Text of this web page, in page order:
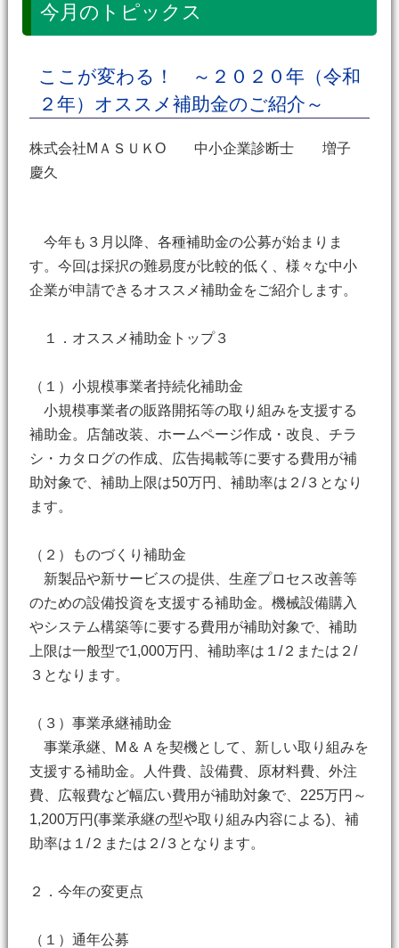
今月のトピックス
ここが変わる！ ～２０２０年（令和
２年）オススメ補助金のご紹介～
株式会社МＡＳＵＫО 中小企業診断士 増子
慶久
今年も３月以降、各種補助金の公募が始まりま
す。今回は採択の難易度が比較的低く、様々な中小
企業が申請できるオススメ補助金をご紹介します。
１．オススメ補助金トップ３
（１）小規模事業者持続化補助金
小規模事業者の販路開拓等の取り組みを支援する
補助金。店舗改装、ホームページ作成・改良、チラ
シ・カタログの作成、広告掲載等に要する費用が補
助対象で、補助上限は50万円、補助率は２/３となり
ます。
（２）ものづくり補助金
新製品や新サービスの提供、生産プロセス改善等
のための設備投資を支援する補助金。機械設備購入
やシステム構築等に要する費用が補助対象で、補助
上限は一般型で1,000万円、補助率は１/２または２/
３となります。
（３）事業承継補助金
事業承継、М＆Ａを契機として、新しい取り組みを
支援する補助金。人件費、設備費、原材料費、外注
費、広報費など幅広い費用が補助対象で、225万円～
1,200万円(事業承継の型や取り組み内容による)、補
助率は１/２または２/３となります。
２．今年の変更点
（１）通年公募